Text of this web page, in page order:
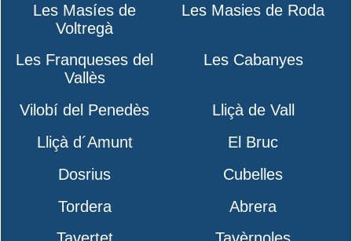
Les Masíes de
Voltregà
Les Masies de Roda
Les Franqueses del
Vallès
Les Cabanyes
Vilobí del Penedès
Lliçà de Vall
Lliçà d´Amunt
El Bruc
Dosrius
Cubelles
Tordera
Abrera